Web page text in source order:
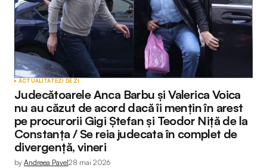
ACTUALITATEZI DE ZI
Judecătoarele Anca Barbu și Valerica Voica
nu au căzut de acord dacă îi mențin în arest
pe procurorii Gigi Ștefan și Teodor Niță de la
Constanța / Se reia judecata în complet de
divergență, vineri
by Andreea Pavel28 mai 2026